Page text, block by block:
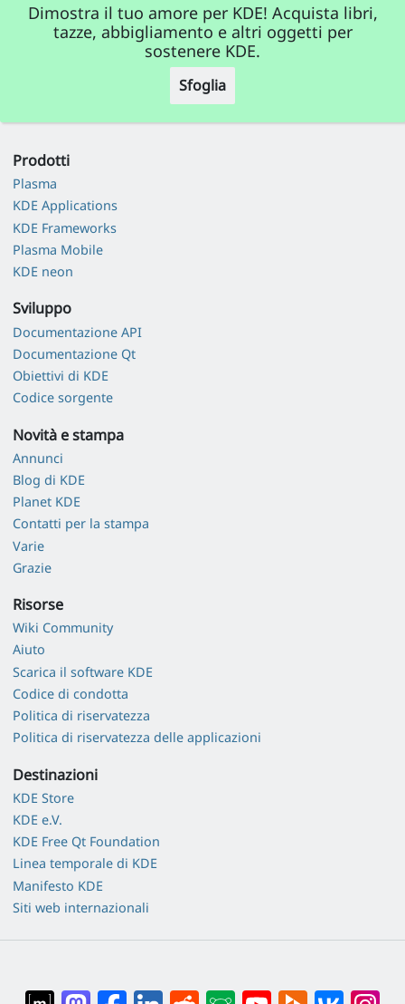
Dimostra il tuo amore per KDE! Acquista libri,
tazze, abbigliamento e altri oggetti per
sostenere KDE.
Sfoglia
Prodotti
Plasma
KDE Applications
KDE Frameworks
Plasma Mobile
KDE neon
Sviluppo
Documentazione API
Documentazione Qt
Obiettivi di KDE
Codice sorgente
Novità e stampa
Annunci
Blog di KDE
Planet KDE
Contatti per la stampa
Varie
Grazie
Risorse
Wiki Community
Aiuto
Scarica il software KDE
Codice di condotta
Politica di riservatezza
Politica di riservatezza delle applicazioni
Destinazioni
KDE Store
KDE e.V.
KDE Free Qt Foundation
Linea temporale di KDE
Manifesto KDE
Siti web internazionali